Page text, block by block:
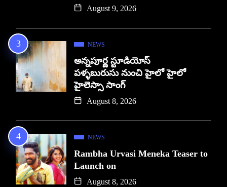
August 9, 2026
NEWS
అన్నపూర్ణ స్టూడియోస్
పళ్ళబురుసు నుంచి హైలో హైలో
హైలెస్సా సాంగ్
August 8, 2026
NEWS
Rambha Urvasi Meneka Teaser to
Launch on
August 8, 2026